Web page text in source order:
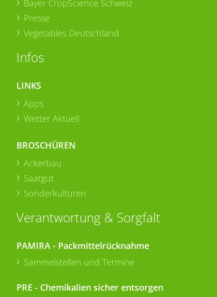
Bayer CropScience Schweiz
Presse
Vegetables Deutschland
Infos
LINKS
Apps
Wetter Aktuell
BROSCHÜREN
Ackerbau
Saatgut
Sonderkulturen
Verantwortung & Sorgfalt
PAMIRA - Packmittelrücknahme
Sammelstellen und Termine
PRE - Chemikalien sicher entsorgen